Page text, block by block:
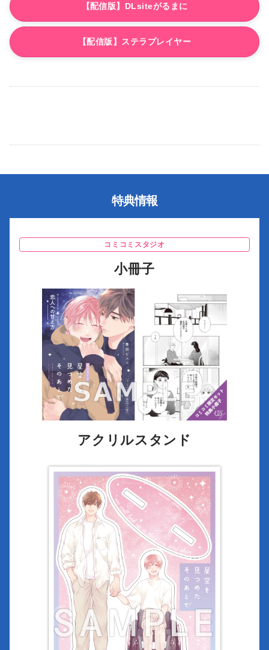
【配信版】DLsiteがるまに
【配信版】ステラプレイヤー
特典情報
コミコミスタジオ
小冊子
アクリルスタンド